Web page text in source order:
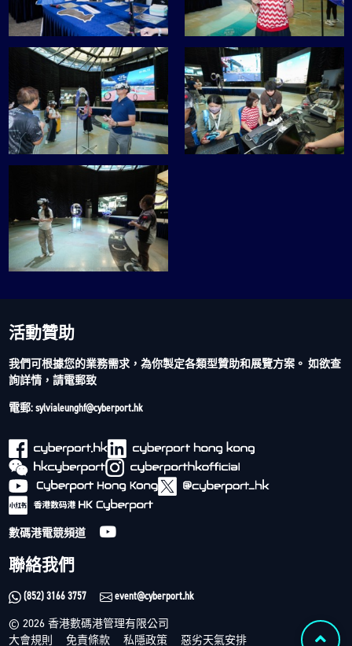
活動贊助
我們可根據您的業務需求，為你製定各類型贊助和展覽方案。 如欲查
詢詳情，請電郵致
電郵: sylvialeunghf@cyberport.hk
數碼港電競頻道
聯絡我們
(852) 3166 3757
event@cyberport.hk
© 2026 香港數碼港管理有限公司
大會規則 免責條款 私隱政策 惡劣天氣安排